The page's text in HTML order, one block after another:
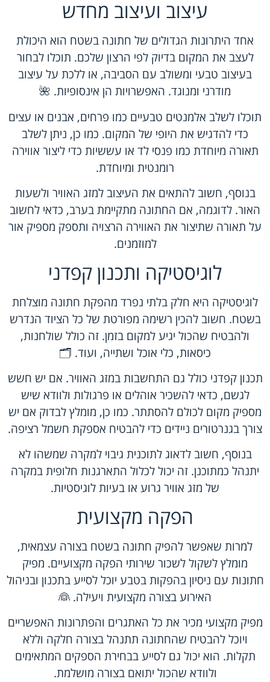
עיצוב ועיצוב מחדש
אחד היתרונות הגדולים של חתונה בשטח הוא היכולת
לעצב את המקום בדיוק לפי הרצון שלכם. תוכלו לבחור
בעיצוב טבעי ומשולב עם הסביבה, או ללכת על עיצוב
מודרני ומנוגד. האפשרויות הן אינסופיות. 🌺
תוכלו לשלב אלמנטים טבעיים כמו פרחים, אבנים או עצים
כדי להדגיש את היופי של המקום. כמו כן, ניתן לשלב
תאורה מיוחדת כמו פנסי לד או עששיות כדי ליצור אווירה
רומנטית ומיוחדת.
בנוסף, חשוב להתאים את העיצוב למזג האוויר ולשעות
האור. לדוגמה, אם החתונה מתקיימת בערב, כדאי לחשוב
על תאורה שתיצור את האווירה הרצויה ותספק מספיק אור
למוזמנים.
לוגיסטיקה ותכנון קפדני
לוגיסטיקה היא חלק בלתי נפרד מהפקת חתונה מוצלחת
בשטח. חשוב להכין רשימה מפורטת של כל הציוד הנדרש
ולהבטיח שהכול יגיע למקום בזמן. זה כולל שולחנות,
כיסאות, כלי אוכל ושתייה, ועוד. 🗂️
תכנון קפדני כולל גם התחשבות במזג האוויר. אם יש חשש
לגשם, כדאי להשכיר אוהלים או פרגולות ולוודא שיש
מספיק מקום לכולם להסתתר. כמו כן, מומלץ לבדוק אם יש
צורך בגנרטורים ניידים כדי להבטיח אספקת חשמל רציפה.
בנוסף, חשוב לדאוג לתוכנית גיבוי למקרה שמשהו לא
יתנהל כמתוכנן. זה יכול לכלול התארגנות חלופית במקרה
של מזג אוויר גרוע או בעיות לוגיסטיות.
הפקה מקצועית
למרות שאפשר להפיק חתונה בשטח בצורה עצמאית,
מומלץ לשקול לשכור שירותי הפקה מקצועיים. מפיק
חתונות עם ניסיון בהפקות בטבע יוכל לסייע בתכנון ובניהול
האירוע בצורה מקצועית ויעילה. 👰
מפיק מקצועי מכיר את כל האתגרים והפתרונות האפשריים
ויוכל להבטיח שהחתונה תתנהל בצורה חלקה וללא
תקלות. הוא יכול גם לסייע בבחירת הספקים המתאימים
ולוודא שהכול יתואם בצורה מושלמת.